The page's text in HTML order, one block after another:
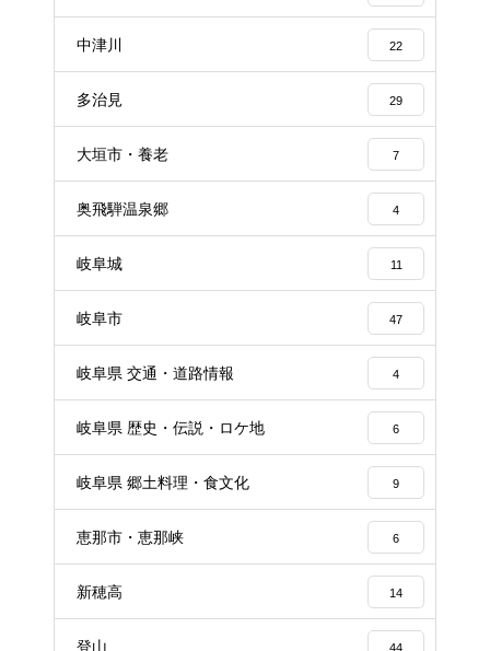
中津川 22
多治見 29
大垣市・養老 7
奥飛騨温泉郷 4
岐阜城 11
岐阜市 47
岐阜県 交通・道路情報 4
岐阜県 歴史・伝説・ロケ地 6
岐阜県 郷土料理・食文化 9
恵那市・恵那峡 6
新穂高 14
登山 44